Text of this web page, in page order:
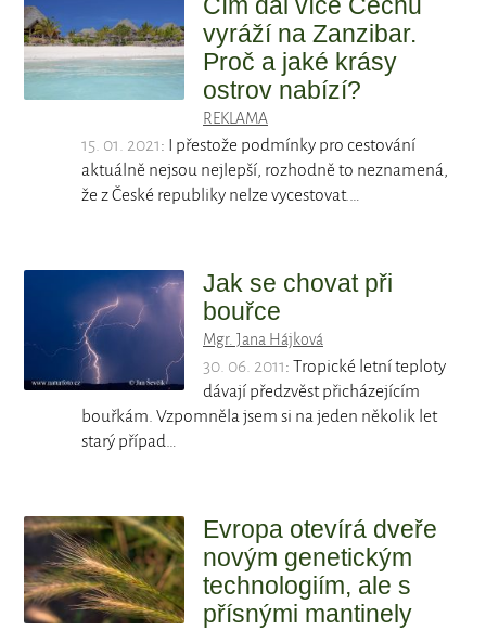
Čím dál více Čechů
vyráží na Zanzibar.
Proč a jaké krásy
ostrov nabízí?
REKLAMA
15. 01. 2021: I přestože podmínky pro cestování
aktuálně nejsou nejlepší, rozhodně to neznamená,
že z České republiky nelze vycestovat.…
Jak se chovat při
bouřce
Mgr. Jana Hájková
30. 06. 2011: Tropické letní teploty
dávají předzvěst přicházejícím
bouřkám. Vzpomněla jsem si na jeden několik let
starý případ…
Evropa otevírá dveře
novým genetickým
technologiím, ale s
přísnými mantinely